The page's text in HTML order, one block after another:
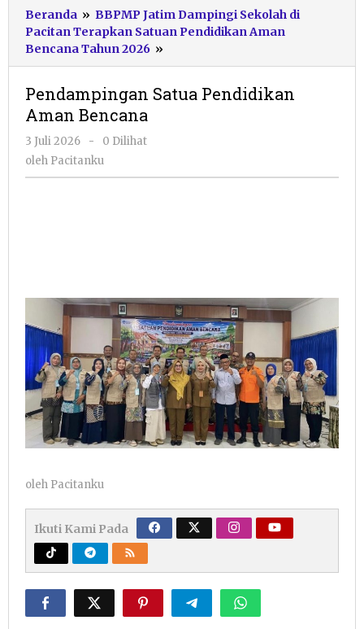
Beranda » BBPMP Jatim Dampingi Sekolah di
Pacitan Terapkan Satuan Pendidikan Aman
Bencana Tahun 2026 »
Satua
Aman
Pendampingan Satua Pendidikan
Aman Bencana
3 Juli 2026
oleh
Pacitanku
-
0 Dilihat
oleh Pacitanku
oleh Pacitanku
Ikuti Kami Pada